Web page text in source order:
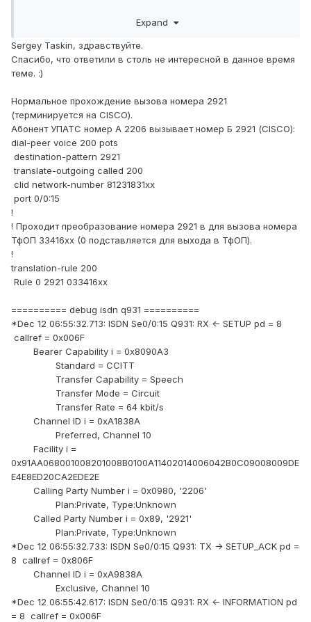
и для сравнения её же только после нормального
Expand
Sergey Taskin, здравствуйте.
Спасибо, что ответили в столь не интересной в данное время
теме. :)
Нормальное прохождение вызова номера 2921
(терминируется на CISCO).
Абонент УПАТС номер А 2206 вызывает номер Б 2921 (CISCO):
dial-peer voice 200 pots
destination-pattern 2921
translate-outgoing called 200
clid network-number 81231831xx
port 0/0:15
!
! Проходит преобразование номера 2921 в для вызова номера
ТфОП 33416xx (0 подставляется для выхода в ТфОП).
!
translation-rule 200
Rule 0 2921 033416xx
========== debug isdn q931 ==========
*Dec 12 06:55:32.713: ISDN Se0/0:15 Q931: RX <- SETUP pd = 8
callref = 0x006F
Bearer Capability i = 0x8090A3
Standard = CCITT
Transfer Capability = Speech
Transfer Mode = Circuit
Transfer Rate = 64 kbit/s
Channel ID i = 0xA1838A
Preferred, Channel 10
Facility i =
0x91AA068001008201008B0100A11402014006042B0C09008009DE
E4E8ED20CA2EDE2E
Calling Party Number i = 0x0980, '2206'
Plan:Private, Type:Unknown
Called Party Number i = 0x89, '2921'
Plan:Private, Type:Unknown
*Dec 12 06:55:32.733: ISDN Se0/0:15 Q931: TX -> SETUP_ACK pd =
8 callref = 0x806F
Channel ID i = 0xA9838A
Exclusive, Channel 10
*Dec 12 06:55:42.617: ISDN Se0/0:15 Q931: RX <- INFORMATION pd
= 8 callref = 0x006F